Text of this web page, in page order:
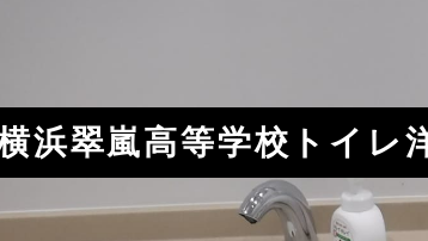
浜翠嵐高等学校トイレ